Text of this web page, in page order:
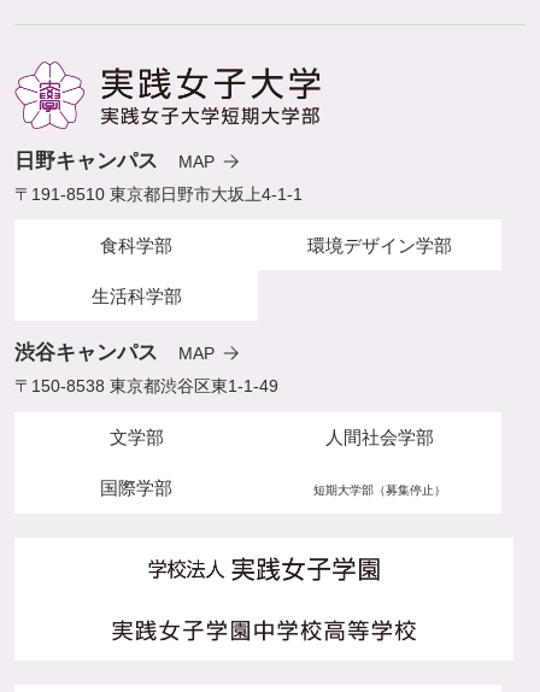
日野キャンパス
MAP
〒191-8510 東京都日野市大坂上4-1-1
食科学部 環境デザイン学部
生活科学部
渋谷キャンパス
MAP
〒150-8538 東京都渋谷区東1-1-49
文学部 人間社会学部
国際学部 短期大学部（募集停止）